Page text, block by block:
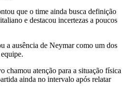
que o time ainda busca definição
e destacou incertezas a poucos
a ausência de Neymar como um dos
chamou atenção para a situação física
ainda no intervalo após relatar